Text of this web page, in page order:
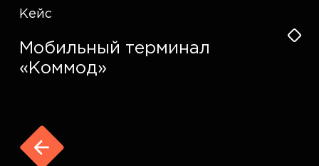
Кейс
Мобильный терминал
«Коммод»